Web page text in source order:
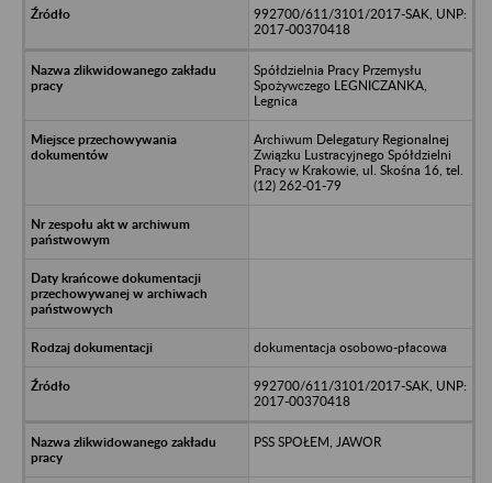
992700/611/3101/2017-SAK, UNP:
2017-00370418
Spółdzielnia Pracy Przemysłu
Spożywczego LEGNICZANKA,
Legnica
Archiwum Delegatury Regionalnej
Związku Lustracyjnego Spółdzielni
Pracy w Krakowie, ul. Skośna 16, tel.
(12) 262-01-79
dokumentacja osobowo-płacowa
992700/611/3101/2017-SAK, UNP:
2017-00370418
PSS SPOŁEM, JAWOR